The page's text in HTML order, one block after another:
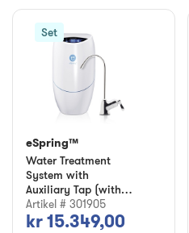
Set
eSpring™
Water Treatment
System with
Auxiliary Tap (with
5-year Extended
Warranty )
Artikel # 301905
kr 15.349,00